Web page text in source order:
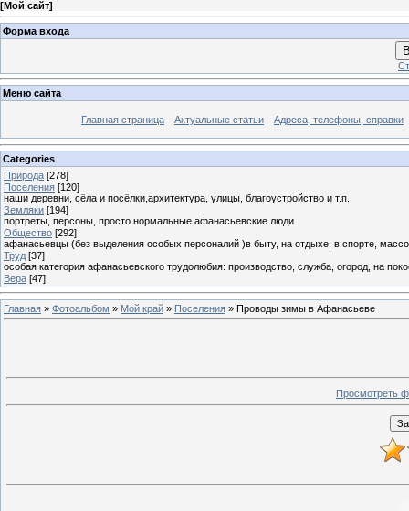
[Мой сайт]
Форма входа
Меню сайта
Главная страница Актуальные статьи Адреса, телефоны, справки
Categories
Природа [278]
Поселения [120]
наши деревни, сёла и посёлки,архитектура, улицы, благоустройство и т.п.
Земляки [194]
портреты, персоны, просто нормальные афанасьевские люди
Общество [292]
афанасьевцы (без выделения особых персоналий )в быту, на отдыхе, в спорте,
Труд [37]
особая категория афанасьевского трудолюбия: производство, служба, огород, на
Вера [47]
Главная » Фотоальбом » Мой край » Поселения » Проводы зимы в Афанасьеве
Просмотреть